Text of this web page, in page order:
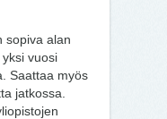
sopiva alan
vuosi
Saattaa myös
jatkossa.